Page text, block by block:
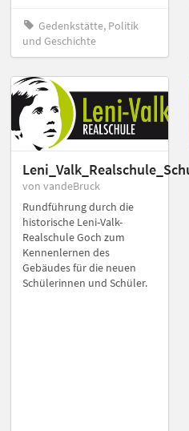
Gedenkstätte, Politik
und Geschichte
von vandeBruck
Rundführung durch die
historische Leni-Valk-
Realschule Goch zum
Kennenlernen des
Gebäudes für die neuen
Schülerinnen und Schüler.